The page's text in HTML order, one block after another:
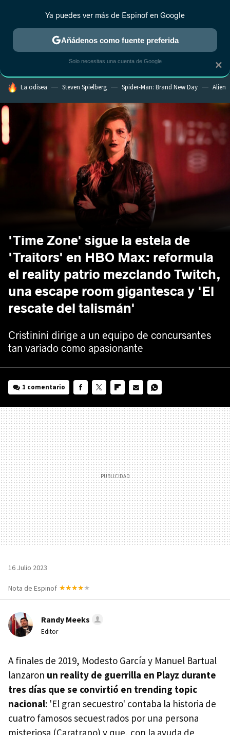
ESTRENOS REALITY ANIME RANKINGS CINE
HOY SE HABLA DE
La odisea Steven Spielberg Spider-Man: Brand New Day Alien
'Time Zone' sigue la estela de
'Traitors' en HBO Max: reformula
el reality patrio mezclando Twitch,
una escape room gigantesca y 'El
rescate del talismán'
Cristinini dirige a un equipo de concursantes
tan variado como apasionante
1 comentario
MAIL
16 Julio 2023
Nota de Espinof
Randy Meeks
Editor
A finales de 2019, Modesto García y Manuel Bartual
lanzaron un reality de guerrilla en Playz durante
tres días que se convirtió en trending topic
nacional: 'El gran secuestro' contaba la historia de
cuatro famosos secuestrados por una persona
misteriosa (Caratrapo) y que, con la ayuda de
×
Ya puedes ver más de Espinof en Google
Añádenos como fuente preferida
Solo necesitas una cuenta de Google